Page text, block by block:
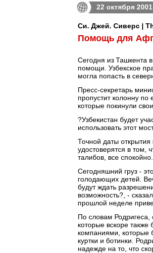
22 октября 2001
Си. Джей. Сиверс |
Помощь для
Сегодня из Ташкента
помощи. Узбекское
могла попасть в
Пресс-секретарь
пропустит колонну
которые покинули
?Узбекистан будет
использовать этот
Точной даты
удостоверятся в том,
талибов, все спокойно.
Сегодняшний груз -
голодающих детей.
будут ждать
возможность?, -
прошлой неделе
По словам Родригеса,
которые вскоре
компаниями, которые
куртки и ботинки.
надежде на то, что